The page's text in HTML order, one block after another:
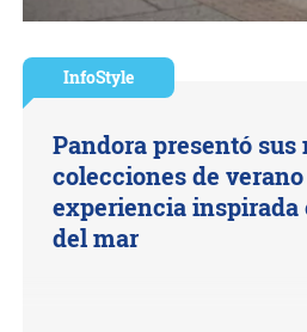
InfoStyle
Pandora presentó sus
colecciones de
experiencia
del mar